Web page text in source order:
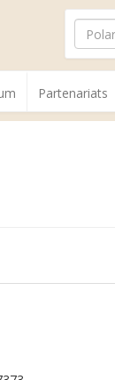
Partenariats